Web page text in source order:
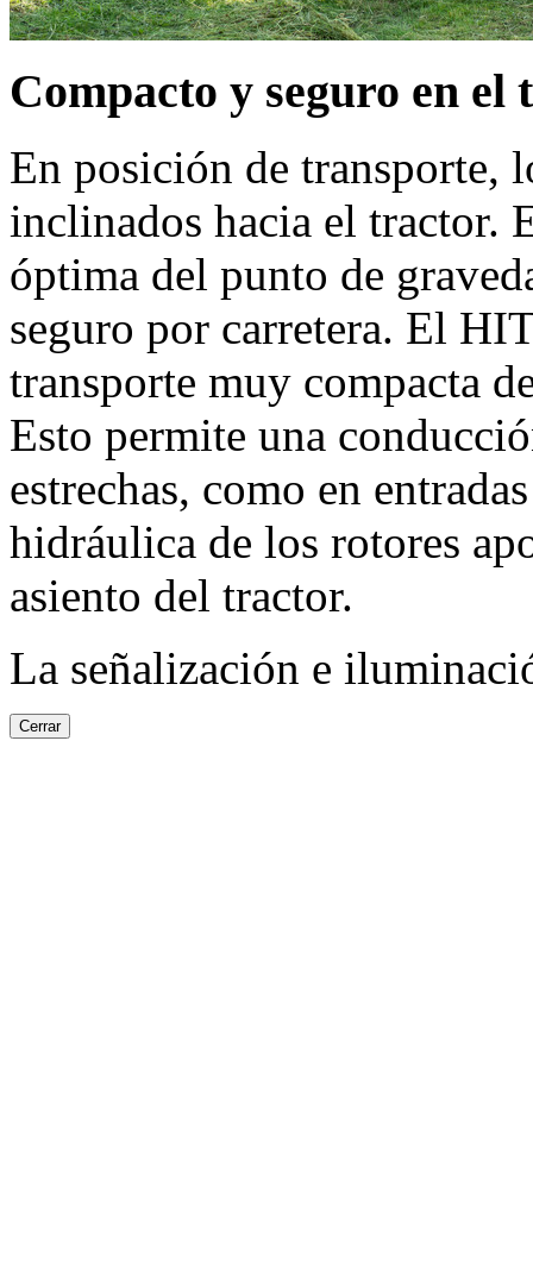
Compacto y seguro en el
En posición de transporte,
inclinados hacia el tractor.
óptima del punto de
seguro por carretera. El
transporte muy compacta
Esto permite una
estrechas, como en
hidráulica de los rotores
asiento del tractor.
La señalización e
Cerrar